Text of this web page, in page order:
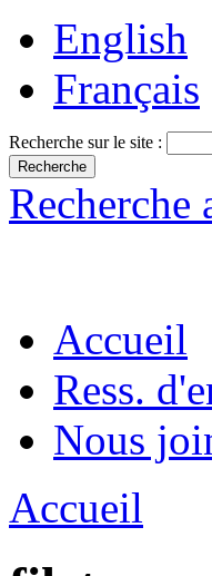
English
Français
Recherche sur le site :
Recherche
Accueil
Ress.
Nous
Accueil